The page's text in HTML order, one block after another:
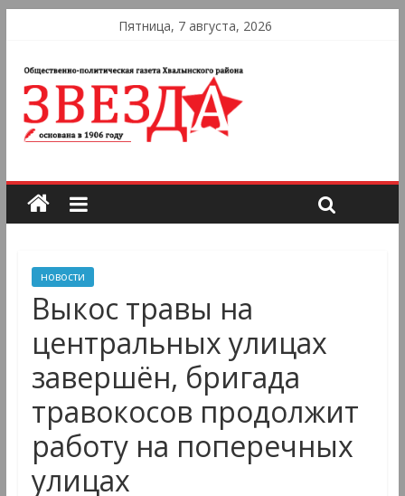
Пятница, 7 августа, 2026
новости
Выкос травы на
центральных улицах
завершён, бригада
травокосов продолжит
работу на поперечных
улицах